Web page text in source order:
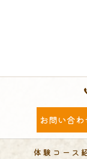
お問い合
体験コース